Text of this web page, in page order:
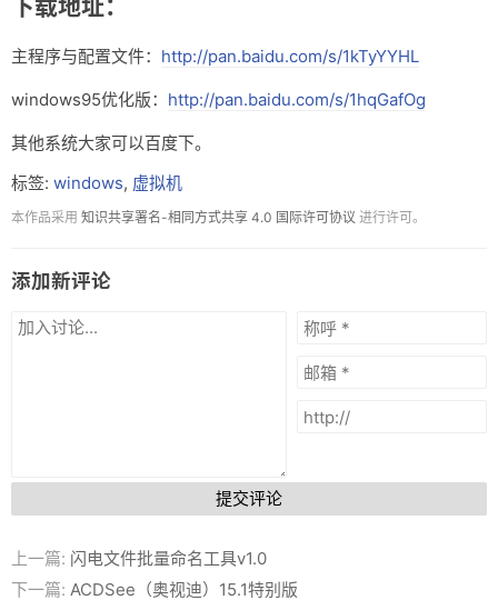
下载地址：
主程序与配置文件： http://pan.baidu.com/s/1kTyYYHL
windows95优化版： http://pan.baidu.com/s/1hqGafOg
其他系统大家可以百度下。
标签: windows, 虚拟机
本作品采用 知识共享署名-相同方式共享 4.0 国际许可协议 进行许可。
添加新评论
提交评论
上一篇: 闪电文件批量命名工具v1.0
下一篇: ACDSee（奥视迪）15.1特别版